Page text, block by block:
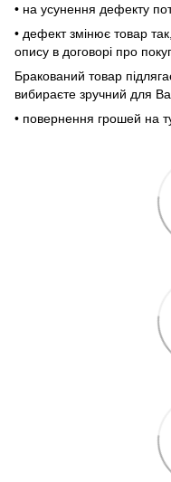
• на усунення дефекту
• дефект змінює товар
опису в договорі про
Бракований товар
вибираєте зручний для
• повернення грошей на